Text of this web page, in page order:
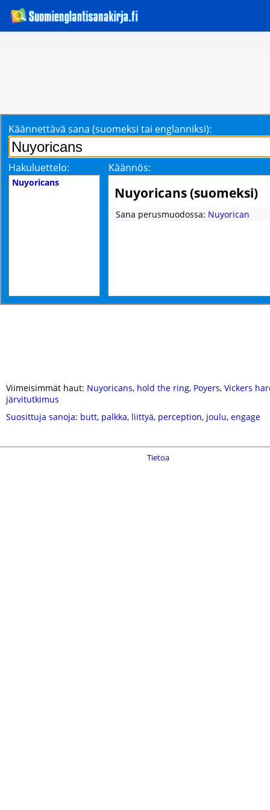
Käännettävä sana (suomeksi tai englanniksi):
Hakuluettelo: Käännös:
Nuyoricans
Nuyoricans (suomeksi)
Sana perusmuodossa: Nuyorican
Viimeisimmät haut: Nuyoricans, hold the ring, Poyers, Vickers
järvitutkimus
Suosittuja sanoja: butt, palkka, liittyä, perception, joulu, engage
Tietoa